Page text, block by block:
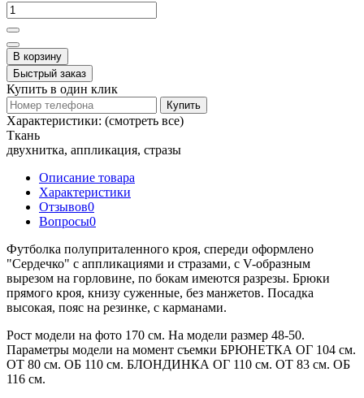
В корзину
Быстрый заказ
Купить в один клик
Купить
Характеристики: (смотреть все)
Ткань
двухнитка, аппликация, стразы
Описание товара
Характеристики
Отзывов0
Вопросы0
Футболка полуприталенного кроя, спереди оформлено
"Сердечко" с аппликациями и стразами, с V-образным
вырезом на горловине, по бокам имеются разрезы. Брюки
прямого кроя, книзу суженные, без манжетов. Посадка
высокая, пояс на резинке, с карманами.
Рост модели на фото 170 см. На модели размер 48-50.
Параметры модели на момент съемки БРЮНЕТКА ОГ 104 см.
ОТ 80 см. ОБ 110 см. БЛОНДИНКА ОГ 110 см. ОТ 83 см. ОБ
116 см.